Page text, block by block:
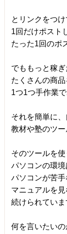
とリンクをつけ
1回だけポスト
たった1回のポ
でももっと稼
たくさんの商
1つ1つ手作業
それを簡単に
教材や塾のツー
そのツールを
パソコンの環
パソコンが苦手
マニュアルを
続けられていま
何を言いたい